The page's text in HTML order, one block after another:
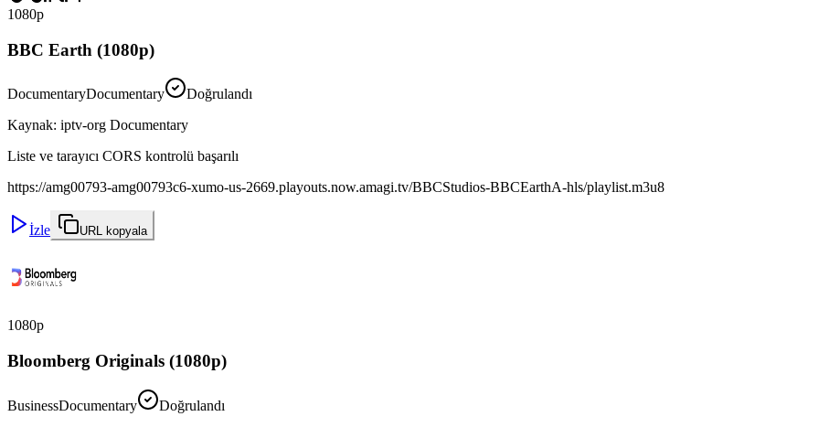
1080p
BBC Earth (1080p)
DocumentaryDocumentary
Doğrulandı
Kaynak: iptv-org Documentary
Liste ve tarayıcı CORS kontrolü başarılı
https://amg00793-amg00793c6-xumo-us-2669.playouts.now.amagi.tv/BBCStudios-BBCEarthA-hls/playlist.m3u8
İzle URL kopyala
1080p
Bloomberg Originals (1080p)
BusinessDocumentary
Doğrulandı